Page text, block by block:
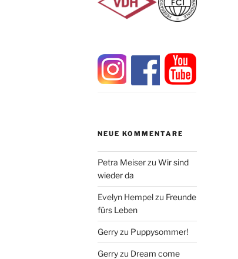
NEUE KOMMENTARE
Petra Meiser zuWir sind
wieder da
Evelyn Hempel zu Freunde
fürs Leben
Gerry zu Puppysommer!
Gerry zu Dream come